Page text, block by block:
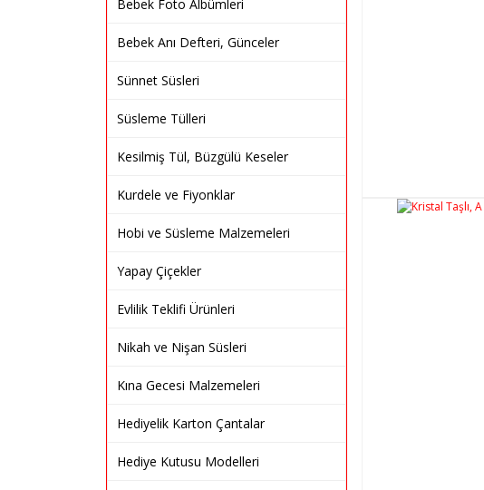
Bebek Foto Albümleri
Bebek Anı Defteri, Günceler
Sünnet Süsleri
Süsleme Tülleri
Kesilmiş Tül, Büzgülü Keseler
Kurdele ve Fiyonklar
Hobi ve Süsleme Malzemeleri
Yapay Çiçekler
Evlilik Teklifi Ürünleri
Nikah ve Nişan Süsleri
Kına Gecesi Malzemeleri
Hediyelik Karton Çantalar
Hediye Kutusu Modelleri